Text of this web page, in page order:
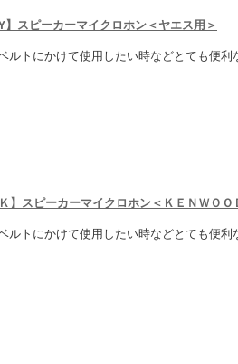
スピーカーマイクロホン＜ヤエス用＞
ルトにかけて使用したい時などとても便利
スピーカーマイクロホン＜ＫＥＮＷＯＯ
ルトにかけて使用したい時などとても便利